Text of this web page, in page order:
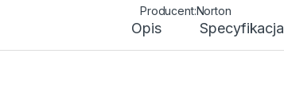
Norton
Opis Specyfikacja